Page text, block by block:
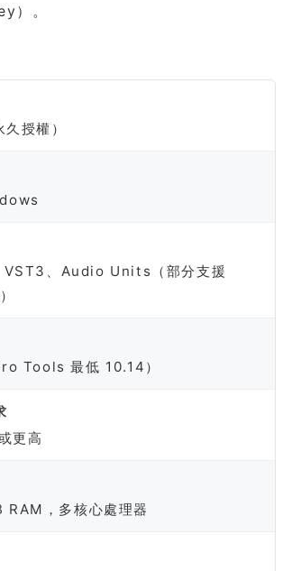
）。
授權）
、Audio Units（部分支援
Tools 最低 10.14）
更高
RAM，多核心處理器